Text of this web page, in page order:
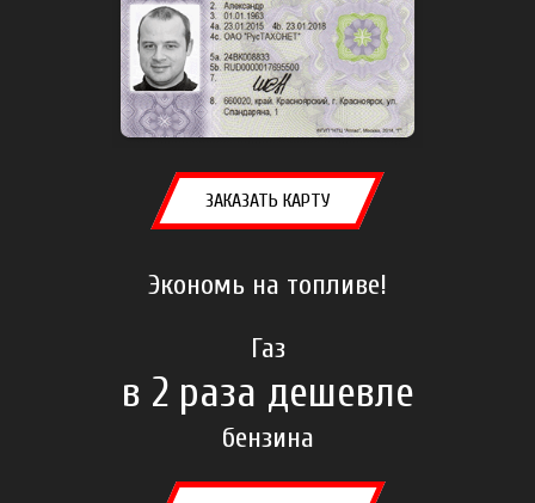
ЗАКАЗАТЬ КАРТУ
Экономь на топливе!
Газ
в 2 раза дешевле
бензина